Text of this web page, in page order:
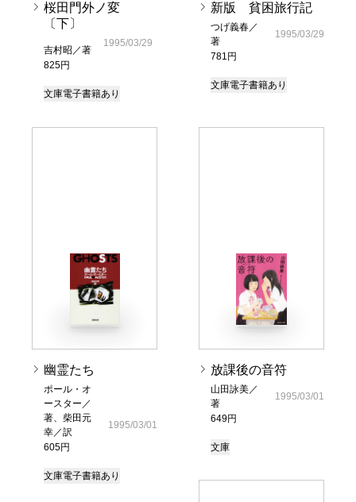
桜田門外ノ変
〔下〕
吉村昭／著
825円
1995/03/29
文庫電子書籍あり
新版 貧困旅行記
つげ義春／
著
781円
1995/03/29
文庫電子書籍あり
幽霊たち
ポール・オ
ースター／
著、柴田元
幸／訳
605円
1995/03/01
文庫電子書籍あり
放課後の音符
山田詠美／
著
649円
1995/03/01
文庫